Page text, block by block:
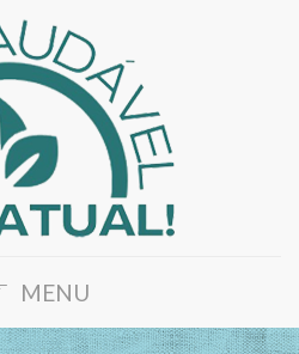
MENU